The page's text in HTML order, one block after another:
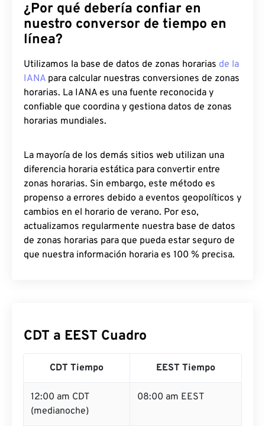
¿Por qué debería confiar en
nuestro conversor de tiempo en
línea?
Utilizamos la base de datos de zonas horarias de la
IANA para calcular nuestras conversiones de zonas
horarias. La IANA es una fuente reconocida y
confiable que coordina y gestiona datos de zonas
horarias mundiales.
La mayoría de los demás sitios web utilizan una
diferencia horaria estática para convertir entre
zonas horarias. Sin embargo, este método es
propenso a errores debido a eventos geopolíticos y
cambios en el horario de verano. Por eso,
actualizamos regularmente nuestra base de datos
de zonas horarias para que pueda estar seguro de
que nuestra información horaria es 100 % precisa.
CDT a EEST Cuadro
CDT Tiempo EEST Tiempo
12:00 am CDT
(medianoche)
08:00 am EEST